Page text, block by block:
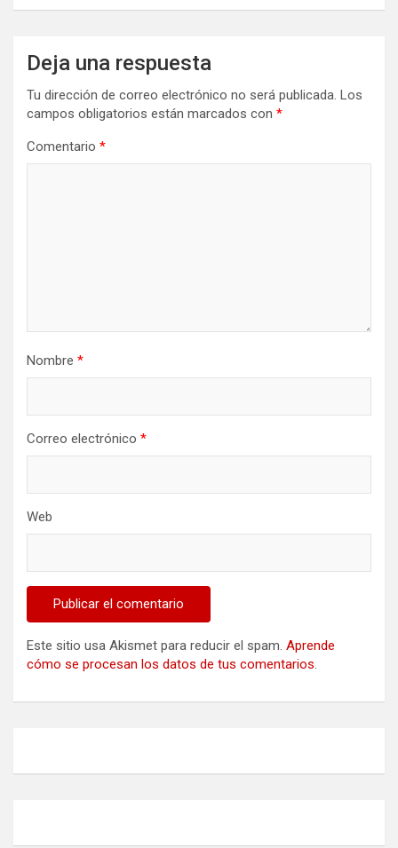
Deja una respuesta
Tu dirección de correo electrónico no será publicada. Los
campos obligatorios están marcados con *
Comentario *
Nombre *
Correo electrónico *
Web
Este sitio usa Akismet para reducir el spam. Aprende
cómo se procesan los datos de tus comentarios.